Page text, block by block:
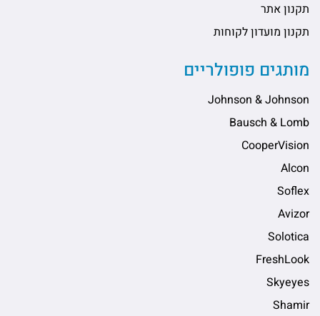
תקנון אתר
תקנון מועדון לקוחות
מותגים פופולריים
Johnson & Johnson
Bausch & Lomb
CooperVision
Alcon
Soflex
Avizor
Solotica
FreshLook
Skyeyes
Shamir